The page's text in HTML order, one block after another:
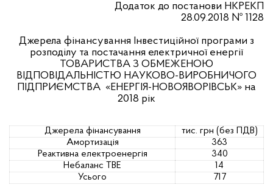
Додаток до постанови НКРЕКП
28.09.2018 № 1128
Джерела фінансування Інвестиційної програми з
розподілу та постачання електричної енергії
ТОВАРИСТВА З ОБМЕЖЕНОЮ
ВІДПОВІДАЛЬНІСТЮ НАУКОВО-ВИРОБНИЧОГО
ПІДПРИЄМСТВА «ЕНЕРГІЯ-НОВОЯВОРІВСЬК» на
2018 рік
Джерела фінансування
тис. грн (без ПДВ)
Амортизація
363
Реактивна електроенергія
340
Небаланс ТВЕ
14
Усього
717